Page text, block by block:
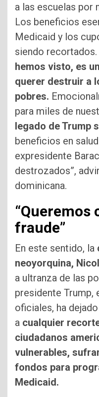
a las escuelas por
Los beneficios
Medicaid y los
siendo recortados.
hemos visto, es
querer destruir a
pobres.
para miles de
legado de Trump
beneficios en
expresidente
destrozados”,
dominicana.
“Queremos
fraude”
En este sentido, la
neoyorquina,
a ultranza de las
presidente Trump,
oficiales, ha
a cualquier
ciudadanos
vulnerables,
fondos para
Medicaid.